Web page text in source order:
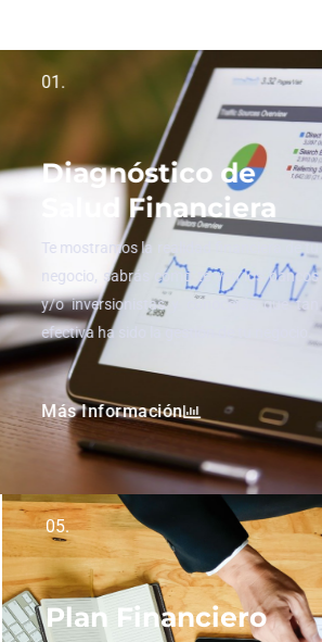
01.
Diagnóstico de
Salud Financiera
Te mostramos la realidad financiera de tu
negocio, sabrás como te ven los bancos
y/o inversionistas y conocerás que tan
efectiva ha sido la gestión de tu negocio.
Más Información
05.
Plan Financiero